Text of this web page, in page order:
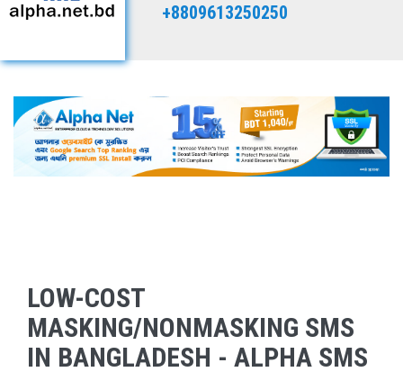
+8809613250250
LOW-COST
MASKING/NONMASKING SMS
IN BANGLADESH - ALPHA SMS